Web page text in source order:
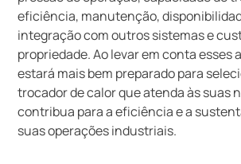
eficiência, manutenção,
integração com outros sistemas e
propriedade. Ao levar em conta esses
estará mais bem preparado para
trocador de calor que atenda às suas
contribua para a eficiência e a
suas operações industriais.